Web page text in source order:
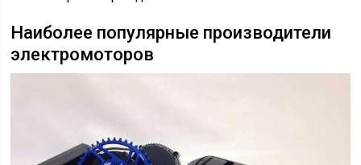
Наиболее популярные производители
электромоторов